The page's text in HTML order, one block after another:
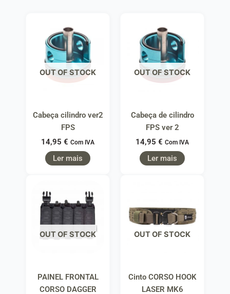
OUT OF STOCK
Cabeça cilindro ver2
FPS
14,95 € Com IVA
Ler mais
OUT OF STOCK
Cabeça de cilindro
FPS ver 2
14,95 € Com IVA
Ler mais
OUT OF STOCK
PAINEL FRONTAL
CORSO DAGGER
OUT OF STOCK
Cinto CORSO HOOK
LASER MK6